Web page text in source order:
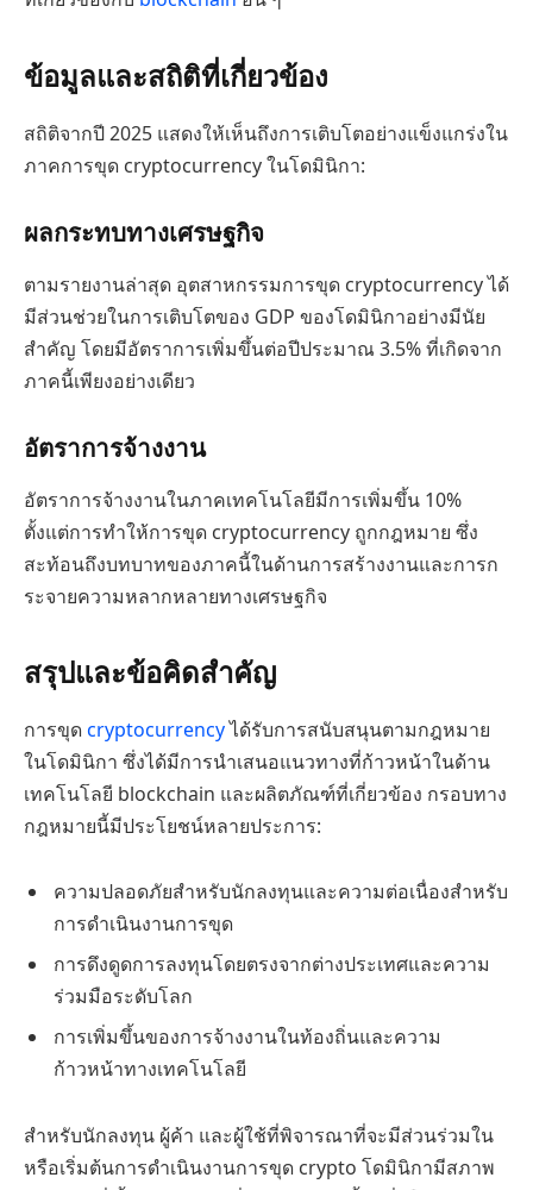
ข้อมูลและสถิติที่เกี่ยวข้อง
สถิติจากปี 2025 แสดงให้เห็นถึงการเติบโตอย่างแข็งแกร่งใน
ภาคการขุด cryptocurrency ในโดมินิกา:
ผลกระทบทางเศรษฐกิจ
ตามรายงานล่าสุด อุตสาหกรรมการขุด cryptocurrency ได้
มีส่วนช่วยในการเติบโตของ GDP ของโดมินิกาอย่างมีนัย
สำคัญ โดยมีอัตราการเพิ่มขึ้นต่อปีประมาณ 3.5% ที่เกิดจาก
ภาคนี้เพียงอย่างเดียว
อัตราการจ้างงาน
อัตราการจ้างงานในภาคเทคโนโลยีมีการเพิ่มขึ้น 10%
ตั้งแต่การทำให้การขุด cryptocurrency ถูกกฎหมาย ซึ่ง
สะท้อนถึงบทบาทของภาคนี้ในด้านการสร้างงานและการก
ระจายความหลากหลายทางเศรษฐกิจ
สรุปและข้อคิดสำคัญ
การขุด cryptocurrencyได้รับการสนับสนุนตามกฎหมาย
ในโดมินิกา ซึ่งได้มีการนำเสนอแนวทางที่ก้าวหน้าในด้าน
เทคโนโลยี blockchain และผลิตภัณฑ์ที่เกี่ยวข้อง กรอบทาง
กฎหมายนี้มีประโยชน์หลายประการ:
ความปลอดภัยสำหรับนักลงทุนและความต่อเนื่องสำหรับ
การดำเนินงานการขุด
การดึงดูดการลงทุนโดยตรงจากต่างประเทศและความ
ร่วมมือระดับโลก
การเพิ่มขึ้นของการจ้างงานในท้องถิ่นและความ
ก้าวหน้าทางเทคโนโลยี
สำหรับนักลงทุน ผู้ค้า และผู้ใช้ที่พิจารณาที่จะมีส่วนร่วมใน
หรือเริ่มต้นการดำเนินงานการขุด crypto โดมินิกามีสภาพ